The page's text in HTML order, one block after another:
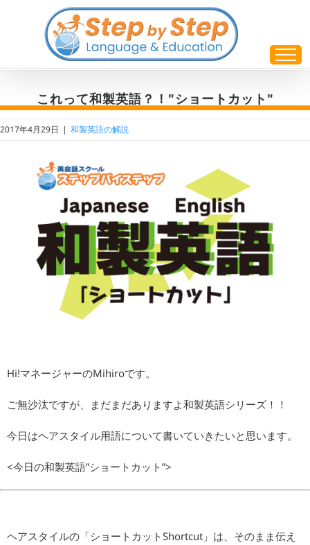
これって和製英語？！"ショートカット"
2017年4月29日 | 和製英語の解説
Hi!マネージャーのMihiroです。
ご無沙汰ですが、まだまだありますよ和製英語シリーズ！！
今日はヘアスタイル用語について書いていきたいと思います。
<今日の和製英語”ショートカット”>
ヘアスタイルの「ショートカットShortcut」は、そのまま伝え